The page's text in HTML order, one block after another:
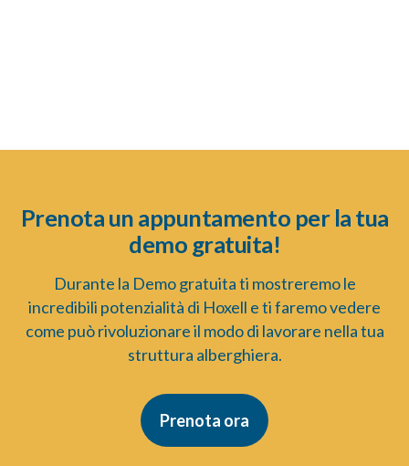
Prenota un appuntamento per la tua
demo gratuita!
Durante la Demo gratuita ti mostreremo le
incredibili potenzialità di Hoxell e ti faremo vedere
come può rivoluzionare il modo di lavorare nella tua
struttura alberghiera.
Prenota ora